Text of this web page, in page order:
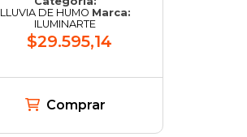
LLUVIA DE HUMO Marca:
ILUMINARTE
$29.595,14
Comprar